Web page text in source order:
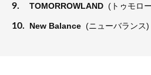
9. TOMORROWLAND (トゥモロ
10. New Balance (ニューバランス)